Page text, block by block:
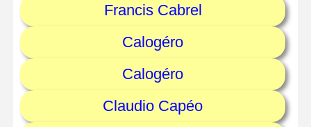
Francis Cabrel
Calogéro
Calogéro
Claudio Capéo